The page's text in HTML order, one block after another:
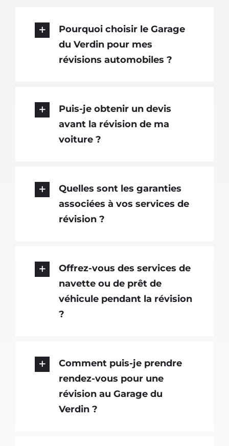
Pourquoi choisir le Garage
du Verdin pour mes
révisions automobiles ?
Puis-je obtenir un devis
avant la révision de ma
voiture ?
Quelles sont les garanties
associées à vos services de
révision ?
Offrez-vous des services de
navette ou de prêt de
véhicule pendant la révision
?
Comment puis-je prendre
rendez-vous pour une
révision au Garage du
Verdin ?